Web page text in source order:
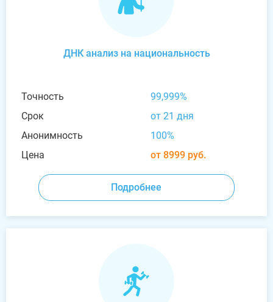
ДНК анализ на национальность
Точность
99,999%
Срок
от 21 дня
Анонимность
100%
Цена
от 8999 руб.
Подробнее